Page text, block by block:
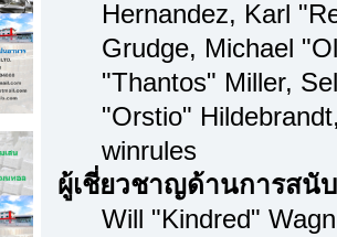
Hernandez, Karl
Grudge, Michael
"Thantos" Miller,
"Orstio"
winrules
ผู้เชี่ยวชาญด้านการสนั
Will "Kindred"